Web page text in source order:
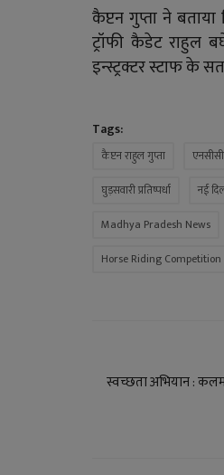
कैप्टन गुप्ता ने बताया
ट्रॉफी कैडेट राहुल
इन्स्ट्रक्टर स्टाफ के
Tags:
कैप्टन राहुल गुप्ता
घुड़सवारी प्रतिष्पर्धा
नई
Madhya Pradesh News
Horse Riding Competition
स्वच्छता अभियान :